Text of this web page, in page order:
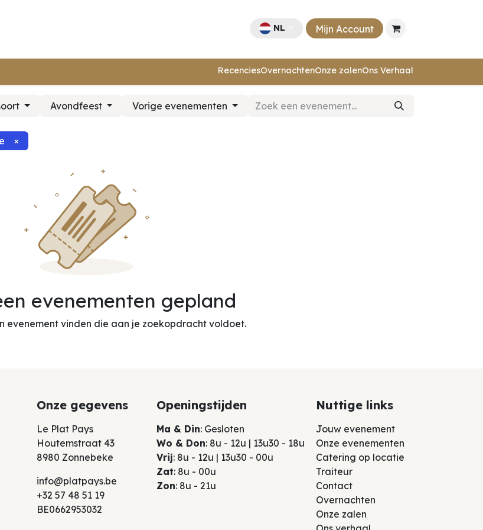
NL Mijn Account
RecenciesOvernachtenOnze zalenOns Verhaal
Avondfeest Vorige evenementen
×
evenementen gepland
evenement vinden die aan je zoekopdracht voldoet.
Onze gegevens
Le Plat Pays
Houtemstraat 43
8980 Zonnebeke
info@platpays.be
+32 57 48 51 19
BE0662953032
Openingstijden
Ma & Din: Gesloten
Wo & Don: 8u - 12u | 13u30 - 18u
Vrij: 8u - 12u | 13u30 - 00u
Zat: 8u - 00u
Zon: 8u - 21u
Nuttige links
Jou​w evenement
Onze evenementen
Catering op locatie
Traiteur
Contact
Overnachten
Onze zalen